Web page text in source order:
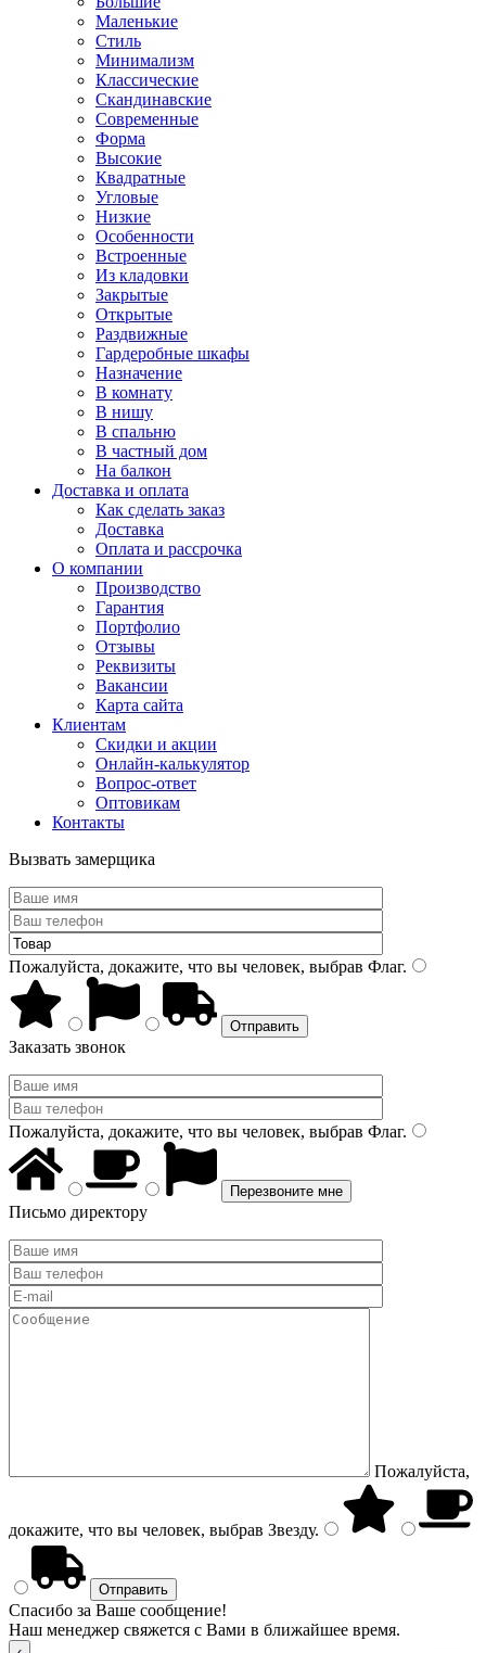
Маленькие
Стиль
Минимализм
Классические
Скандинавские
Современные
Форма
Высокие
Квадратные
Угловые
Низкие
Особенности
Встроенные
Из кладовки
Закрытые
Открытые
Раздвижные
Гардеробные шкафы
Назначение
В комнату
В нишу
В спальню
В частный дом
На балкон
Доставка и оплата
Как сделать заказ
Доставка
Оплата и рассрочка
О компании
Производство
Гарантия
Портфолио
Отзывы
Реквизиты
Вакансии
Карта сайта
Клиентам
Скидки и акции
Онлайн-калькулятор
Вопрос-ответ
Оптовикам
Контакты
Вызвать замерщика
Пожалуйста, докажите, что вы человек, выбрав Флаг.
Заказать звонок
Пожалуйста, докажите, что вы человек, выбрав Флаг.
Письмо директору
Пожалуйста,
докажите, что вы человек, выбрав Звезду.
Спасибо за Ваше сообщение!
Наш менеджер свяжется с Вами в ближайшее время.